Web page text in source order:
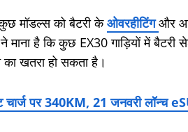
मॉडल्स को बैटरी केओवरहीटिंगऔर
है कि कुछ EX30 गाड़ियों में बैटरी
खतरा हो सकता है।
पर 340KM, 21 जनवरी लॉन्च